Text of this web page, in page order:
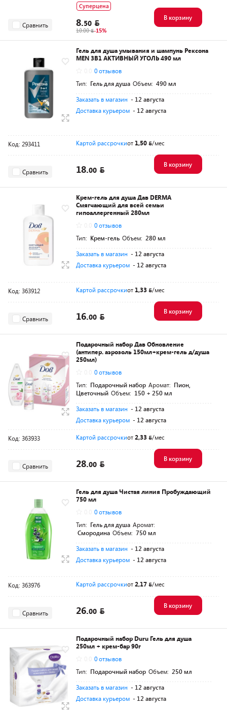
Сравнить
Суперцена
8.50
10.00 -15%
В корзину
Гель для душа умывания и шампунь Рексона
MEN 3В1 АКТИВНЫЙ УГОЛЬ 490 мл
0 отзывов
Тип: Гель для душа Объем: 490 мл
Заказать в магазин - 12 августа
Доставка курьером - 12 августа
Код: 293411 Картой рассрочкиот 1,50 /мес
Сравнить 18.00
В корзину
Крем-гель для душа Дав DERMA
Смягчающий для всей семьи
гипоаллергенный 280мл
0 отзывов
Тип: Крем-гель Объем: 280 мл
Заказать в магазин - 12 августа
Доставка курьером - 12 августа
Код: 363912 Картой рассрочкиот 1,33 /мес
Сравнить 16.00
В корзину
Подарочный набор Дав Обновление
(антипер. аэрозоль 150мл+крем-гель д/душа
250мл)
0 отзывов
Тип: Подарочный набор Аромат: Пион,
Цветочный Объем: 150 + 250 мл
Заказать в магазин - 12 августа
Доставка курьером - 12 августа
Код: 363933 Картой рассрочкиот2,33 /мес
Сравнить 28.00
В корзину
Гель для душа Чистая линия Пробуждающий
750 мл
0 отзывов
Тип: Гель для душа Аромат:
Смородина Объем: 750 мл
Заказать в магазин - 12 августа
Доставка курьером - 12 августа
Код: 363976 Картой рассрочкиот2,17 /мес
Сравнить 26.00
В корзину
Подарочный набор Duru Гель для душа
250мл + крем-бар 90г
0 отзывов
Тип: Подарочный набор Объем: 250 мл
Заказать в магазин - 12 августа
Доставка курьером - 12 августа